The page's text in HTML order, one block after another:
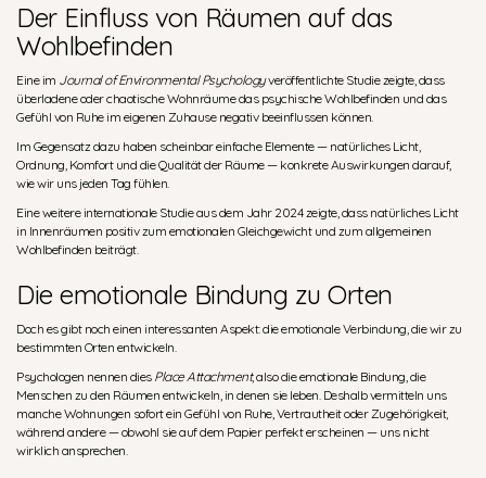
Der Einfluss von Räumen auf das
Wohlbefinden
Eine im Journal of Environmental Psychologyveröffentlichte Studie zeigte, dass
überladene oder chaotische Wohnräume das psychische Wohlbefinden und das
Gefühl von Ruhe im eigenen Zuhause negativ beeinflussen können.
Im Gegensatz dazu haben scheinbar einfache Elemente — natürliches Licht,
Ordnung, Komfort und die Qualität der Räume — konkrete Auswirkungen darauf,
wie wir uns jeden Tag fühlen.
Eine weitere internationale Studie aus dem Jahr 2024 zeigte, dass natürliches Licht
in Innenräumen positiv zum emotionalen Gleichgewicht und zum allgemeinen
Wohlbefinden beiträgt.
Die emotionale Bindung zu Orten
Doch es gibt noch einen interessanten Aspekt: die emotionale Verbindung, die wir zu
bestimmten Orten entwickeln.
Psychologen nennen dies Place Attachment, also die emotionale Bindung, die
Menschen zu den Räumen entwickeln, in denen sie leben. Deshalb vermitteln uns
manche Wohnungen sofort ein Gefühl von Ruhe, Vertrautheit oder Zugehörigkeit,
während andere — obwohl sie auf dem Papier perfekt erscheinen — uns nicht
wirklich ansprechen.